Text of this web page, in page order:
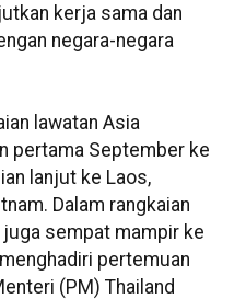
kerja sama dan
negara-negara
lawatan Asia
pertama September ke
lanjut ke Laos,
Dalam rangkaian
sempat mampir ke
pertemuan
(PM) Thailand